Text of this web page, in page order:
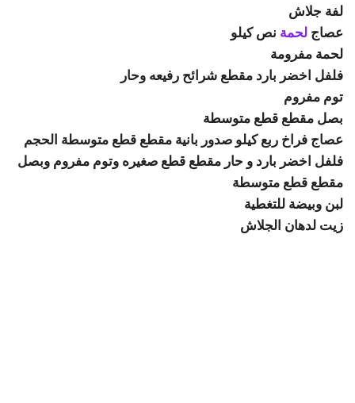
لفة جلاش
عصاج لحمة نص كيلو
لحمة مفرومة
فلفل اخضر بارد مقطع شرائح رفيعه وحار
توم مفروم
بصل مقطع قطع متوسطة
عصاج فراخ ربع كيلو صدور بانية مقطع قطع متوسطة الحجم
فلفل اخضر بارد و حار مقطع قطع صغيره وتوم مفروم وبصل
مقطع قطع متوسطة
لبن وبيضة للتغطية
زيت لدهان الجلاش